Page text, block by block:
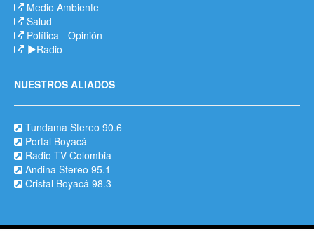
Medio Ambiente
Salud
Política - Opinión
Radio
NUESTROS ALIADOS
Tundama Stereo 90.6
Portal Boyacá
Radio TV Colombia
Andina Stereo 95.1
Cristal Boyacá 98.3